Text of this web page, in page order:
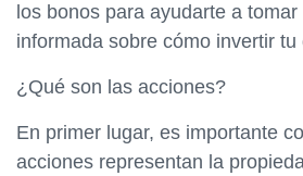
los bonos para ayudarte a
informada sobre cómo invertir tu
¿Qué son las acciones?
En primer lugar, es importante
acciones representan la